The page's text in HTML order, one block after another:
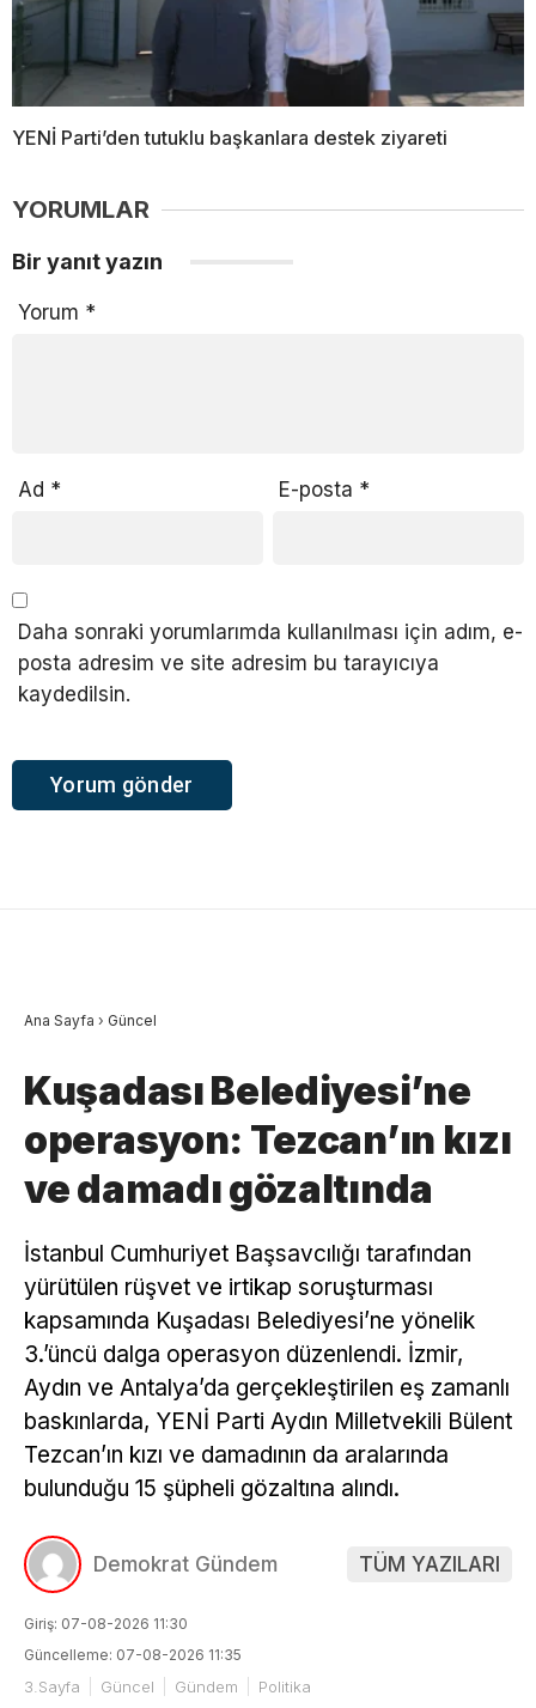
YENİ Parti’den tutuklu başkanlara destek ziyareti
YORUMLAR
Bir yanıt yazın
Yorum *
Ad * E-posta *
Daha sonraki yorumlarımda kullanılması için adım, e-
posta adresim ve site adresim bu tarayıcıya
kaydedilsin.
Ana Sayfa › Güncel
Kuşadası Belediyesi’ne
operasyon: Tezcan’ın kızı
ve damadı gözaltında
İstanbul Cumhuriyet Başsavcılığı tarafından
yürütülen rüşvet ve irtikap soruşturması
kapsamında Kuşadası Belediyesi’ne yönelik
3.’üncü dalga operasyon düzenlendi. İzmir,
Aydın ve Antalya’da gerçekleştirilen eş zamanlı
baskınlarda, YENİ Parti Aydın Milletvekili Bülent
Tezcan’ın kızı ve damadının da aralarında
bulunduğu 15 şüpheli gözaltına alındı.
Demokrat Gündem TÜM YAZILARI
Giriş: 07-08-2026 11:30
Güncelleme: 07-08-2026 11:35
3.Sayfa Güncel Gündem Politika